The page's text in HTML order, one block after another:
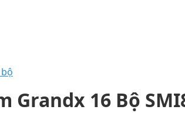
Grandx 16 Bộ